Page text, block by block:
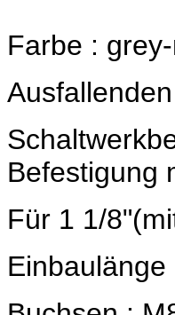
Farbe :
Befestigung
Für 1 1/